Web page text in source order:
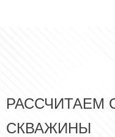
РАССЧИТАЕМ
СКВАЖИНЫ